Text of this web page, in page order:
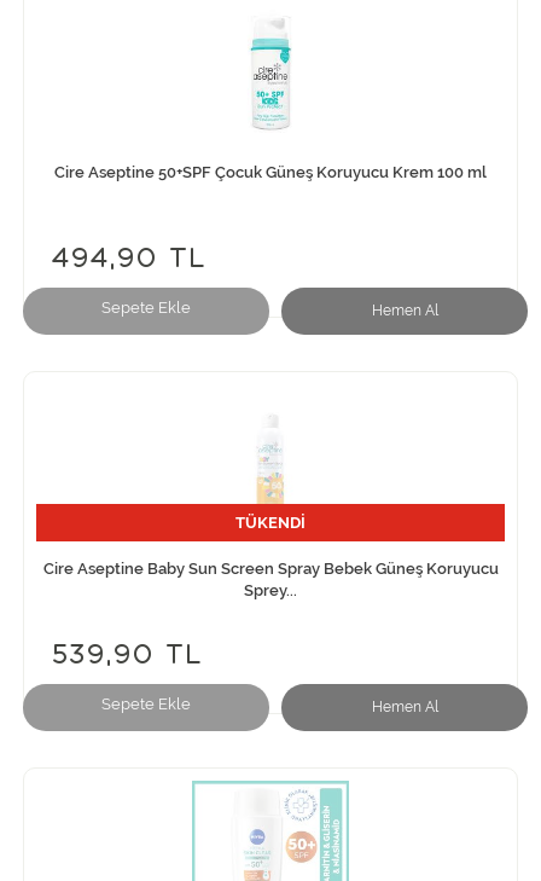
Sepete Ekle Hemen Al
Cire Aseptine 50+SPF Çocuk Güneş Koruyucu Krem 100 ml
494,90 TL
Sepete Ekle Hemen Al
TÜKENDİ
Cire Aseptine Baby Sun Screen Spray Bebek Güneş Koruyucu
Sprey...
539,90 TL